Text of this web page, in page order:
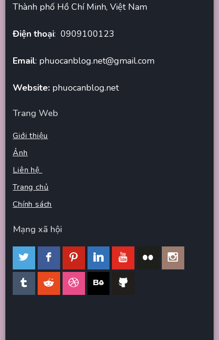
Thành phố Hồ Chí Minh, Việt Nam
Điện thoại: 0909100123
Email: phuocanblog.net@gmail.com
Website: phuocanblog.net
Trang Web
Giới thiệu
Ảnh
Liên hệ
Trang chủ
Chính sách
Mạng xã hội